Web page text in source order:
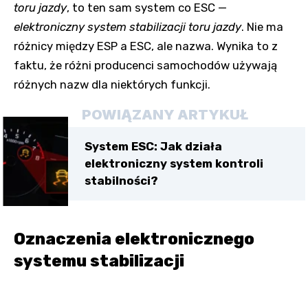
toru jazdy, to ten sam system co ESC —
elektroniczny system stabilizacji toru jazdy. Nie ma
różnicy między ESP a ESC, ale nazwa. Wynika to z
faktu, że różni producenci samochodów używają
różnych nazw dla niektórych funkcji.
POWIĄZANY ARTYKUŁ
System ESC: Jak działa
elektroniczny system kontroli
stabilności?
Oznaczenia elektronicznego
systemu stabilizacji